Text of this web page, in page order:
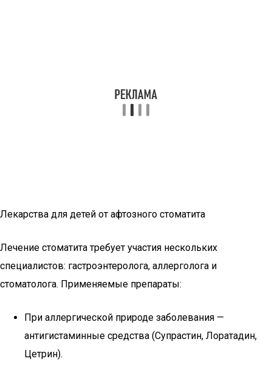
Лекарства для детей от афтозного стоматита
Лечение стоматита требует участия нескольких
специалистов: гастроэнтеролога, аллерголога и
стоматолога. Применяемые препараты:
При аллергической природе заболевания —
антигистаминные средства (Супрастин, Лоратадин,
Цетрин).